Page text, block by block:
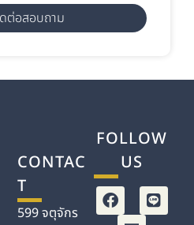
ต่อสอบถาม
CONTAC
T
599 จตุจักร
FOLLOW
US